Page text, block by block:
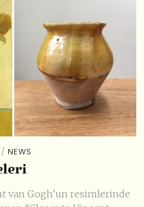
/ NEWS
van Gogh’un resimlerinde